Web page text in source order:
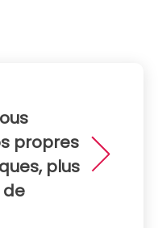
propres
plus
de